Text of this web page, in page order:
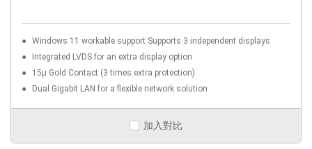
Windows 11 workable support Supports 3 independent displays
Integrated LVDS for an extra display option
15µ Gold Contact (3 times extra protection)
Dual Gigabit LAN for a flexible network solution
加入對比